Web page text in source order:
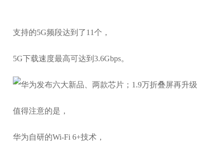
支持的5G频段达到了11个，
5G下载速度最高可达到3.6Gbps。
值得注意的是，
华为自研的Wi-Fi 6+技术，